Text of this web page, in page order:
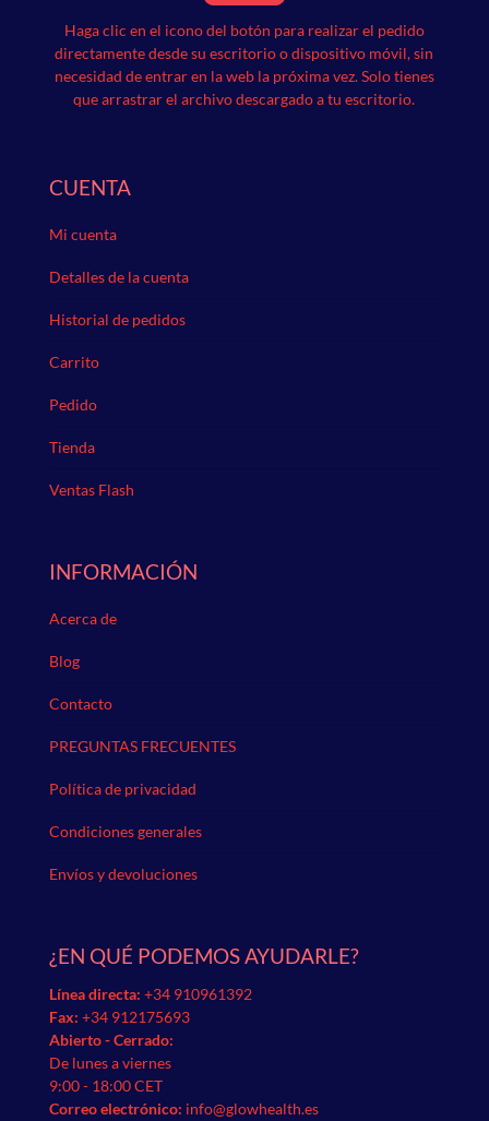
Haga clic en el icono del botón para realizar el pedido
directamente desde su escritorio o dispositivo móvil, sin
necesidad de entrar en la web la próxima vez.Solo tienes
que arrastrar el archivo descargado a tu escritorio.
CUENTA
Mi cuenta
Detalles de la cuenta
Historial de pedidos
Carrito
Pedido
Tienda
Ventas Flash
INFORMACIÓN
Acerca de
Blog
Contacto
PREGUNTAS FRECUENTES
Política de privacidad
Condiciones generales
Envíos y devoluciones
¿EN QUÉ PODEMOS AYUDARLE?
Línea directa: +34 910961392
Fax: +34 912175693
Abierto - Cerrado:
De lunes a viernes
9:00 - 18:00 CET
Correo electrónico: info@glowhealth.es